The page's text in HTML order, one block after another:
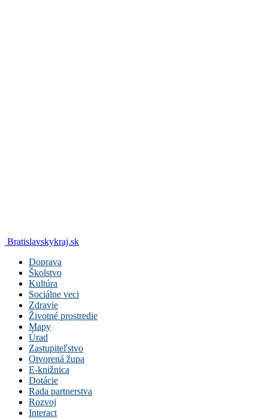
Bratislavskykraj.sk
Doprava
Školstvo
Kultúra
Sociálne veci
Zdravie
Životné prostredie
Mapy
Úrad
Zastupiteľstvo
Otvorená župa
E-knižnica
Dotácie
Rada partnerstva
Rozvoj
Interact